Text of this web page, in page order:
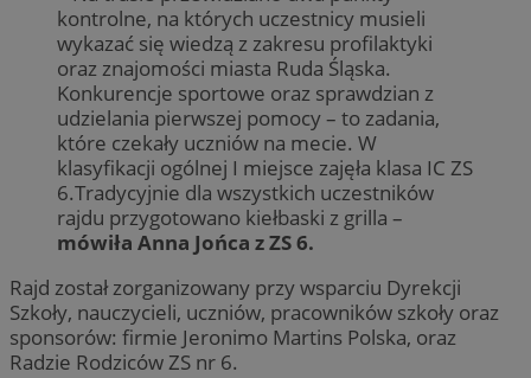
kontrolne, na których uczestnicy musieli
wykazać się wiedzą z zakresu profilaktyki
oraz znajomości miasta Ruda Śląska.
Konkurencje sportowe oraz sprawdzian z
udzielania pierwszej pomocy – to zadania,
które czekały uczniów na mecie. W
klasyfikacji ogólnej I miejsce zajęła klasa IC ZS
6.Tradycyjnie dla wszystkich uczestników
rajdu przygotowano kiełbaski z grilla –
mówiła Anna Jońca z ZS 6.
Rajd został zorganizowany przy wsparciu Dyrekcji
Szkoły, nauczycieli, uczniów, pracowników szkoły oraz
sponsorów: firmie Jeronimo Martins Polska, oraz
Radzie Rodziców ZS nr 6.